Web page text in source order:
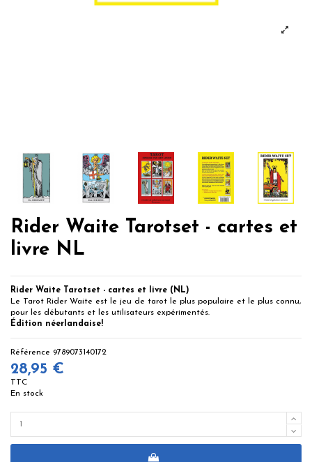
Rider Waite Tarotset - cartes et
livre NL
Rider Waite Tarotset - cartes et livre (NL)
Le Tarot Rider Waite est le jeu de tarot le plus populaire et le plus connu,
pour les débutants et les utilisateurs expérimentés.
Édition néerlandaise!
Référence 9789073140172
28,95 €
TTC
En stock